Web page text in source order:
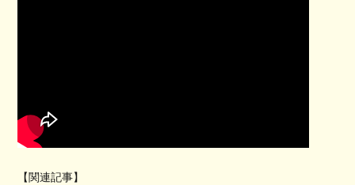
【関連記事】